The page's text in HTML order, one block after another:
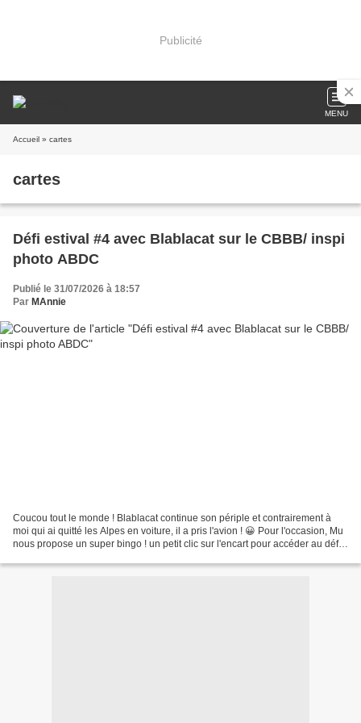
Publicité
MENU
Accueil » cartes
cartes
Défi estival #4 avec Blablacat sur le CBBB/ inspi
photo ABDC
Publié le 31/07/2026 à 18:57
Par MAnnie
Coucou tout le monde ! Blablacat continue son périple et contrairement à
moi qui ai quitté les Alpes en voiture, il a pris l'avion ! 😀 Pour l'occasion, Mu
nous propose un super bingo ! un petit clic sur l'encart pour accéder au défi